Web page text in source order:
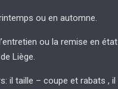
ou en automne.
ou la remise en état
Liège.
il taille – coupe et rabats , il